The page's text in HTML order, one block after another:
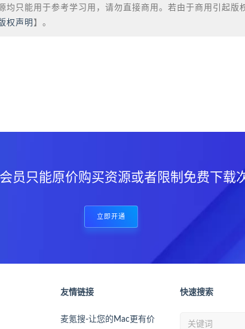
均只能用于参考学习用，请勿直接商用。若由于商用引起版
权声明 】。
员只能原价购买资源或者限制免费下载
立即开通
友情链接
麦氪搜-让您的Mac更有价
快速搜索